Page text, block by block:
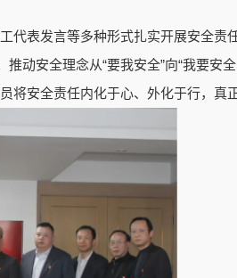
表发言等多种形式扎实开展安全责
动安全理念从“要我安全”向“我要安
安全责任内化于心、外化于行，真